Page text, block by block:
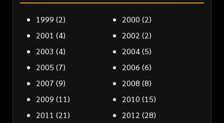
1999 (2) 2000 (2)
2001 (4) 2002 (2)
2003 (4) 2004(5)
2005 (7) 2006 (6)
2007 (9) 2008 (8)
2009 (11) 2010 (15)
2011 (21) 2012 (28)